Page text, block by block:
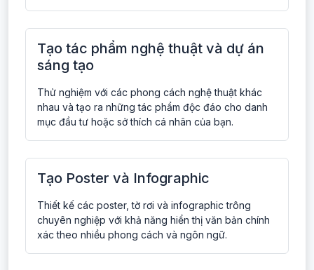
Tạo tác phẩm nghệ thuật và dự án
sáng tạo
Thử nghiệm với các phong cách nghệ thuật khác
nhau và tạo ra những tác phẩm độc đáo cho danh
mục đầu tư hoặc sở thích cá nhân của bạn.
Tạo Poster và Infographic
Thiết kế các poster, tờ rơi và infographic trông
chuyên nghiệp với khả năng hiển thị văn bản chính
xác theo nhiều phong cách và ngôn ngữ.